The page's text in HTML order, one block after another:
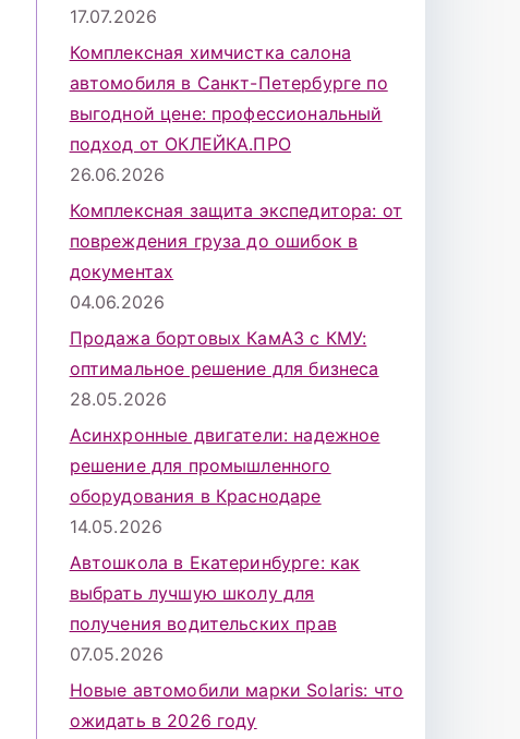
17.07.2026
Комплексная химчистка салона
автомобиля в Санкт-Петербурге по
выгодной цене: профессиональный
подход от ОКЛЕЙКА.ПРО
26.06.2026
Комплексная защита экспедитора: от
повреждения груза до ошибок в
документах
04.06.2026
Продажа бортовых КамАЗ с КМУ:
оптимальное решение для бизнеса
28.05.2026
Асинхронные двигатели: надежное
решение для промышленного
оборудования в Краснодаре
14.05.2026
Автошкола в Екатеринбурге: как
выбрать лучшую школу для
получения водительских прав
07.05.2026
Новые автомобили марки Solaris: что
ожидать в 2026 году